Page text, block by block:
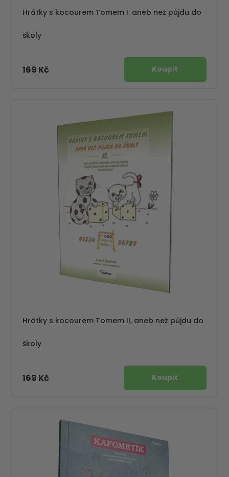
Hrátky s kocourem Tomem I. aneb než půjdu do
školy
169 Kč
Hrátky s kocourem Tomem II, aneb než půjdu do
školy
169 Kč